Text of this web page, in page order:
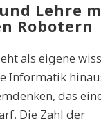
Lehre
Robotern
als eigene
Informatik
das
Die Zahl der